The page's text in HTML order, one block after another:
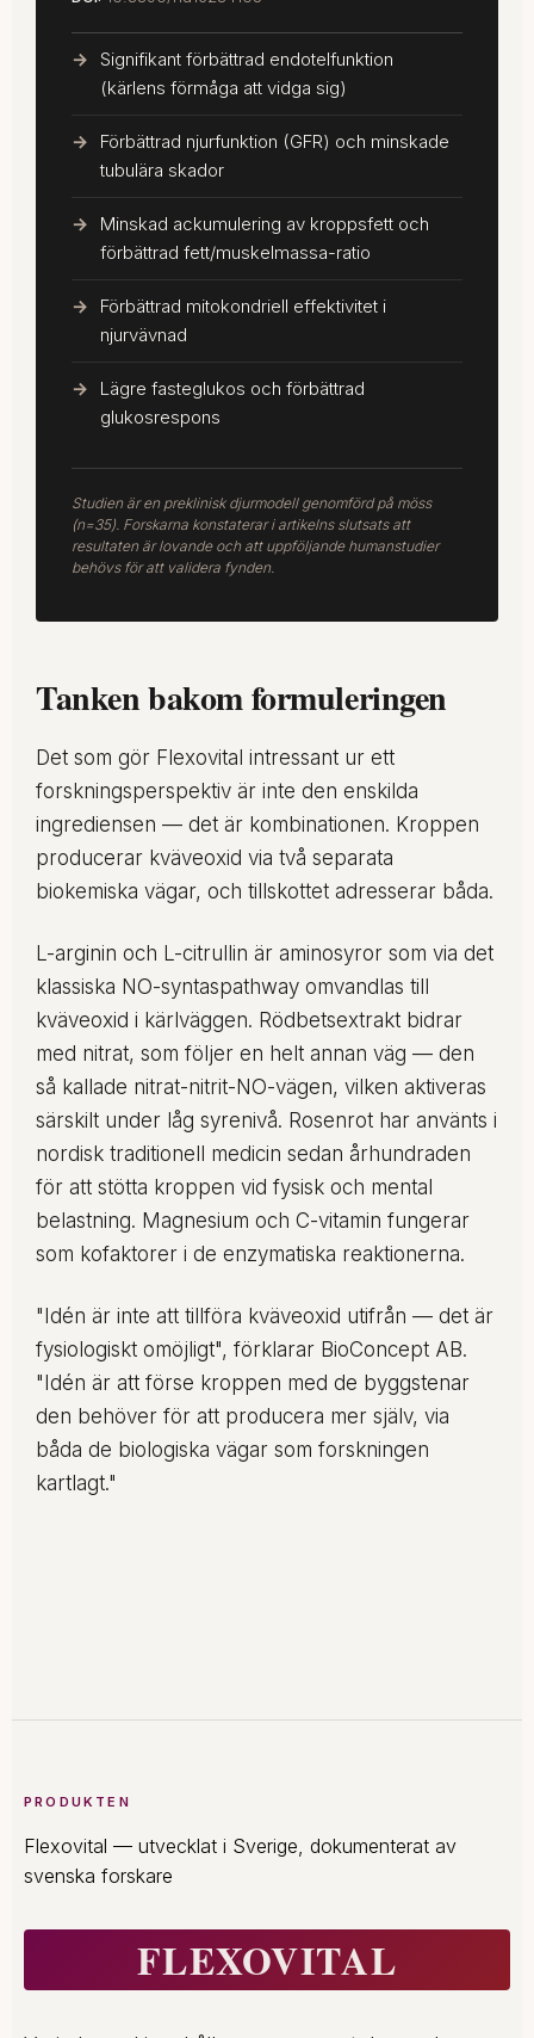
Signifikant förbättrad endotelfunktion
(kärlens förmåga att vidga sig)
Förbättrad njurfunktion (GFR) och minskade
tubulära skador
Minskad ackumulering av kroppsfett och
förbättrad fett/muskelmassa-ratio
Förbättrad mitokondriell effektivitet i
njurvävnad
Lägre fasteglukos och förbättrad
glukosrespons
Studien är en preklinisk djurmodell genomförd på möss
(n=35). Forskarna konstaterar i artikelns slutsats att
resultaten är lovande och att uppföljande humanstudier
behövs för att validera fynden.
Tanken bakom formuleringen
Det som gör Flexovital intressant ur ett
forskningsperspektiv är inte den enskilda
ingrediensen — det är kombinationen. Kroppen
producerar kväveoxid via två separata
biokemiska vägar, och tillskottet adresserar båda.
L-arginin och L-citrullin är aminosyror som via det
klassiska NO-syntaspathway omvandlas till
kväveoxid i kärlväggen. Rödbetsextrakt bidrar
med nitrat, som följer en helt annan väg — den
så kallade nitrat-nitrit-NO-vägen, vilken aktiveras
särskilt under låg syrenivå. Rosenrot har använts i
nordisk traditionell medicin sedan århundraden
för att stötta kroppen vid fysisk och mental
belastning. Magnesium och C-vitamin fungerar
som kofaktorer i de enzymatiska reaktionerna.
"Idén är inte att tillföra kväveoxid utifrån — det är
fysiologiskt omöjligt", förklarar BioConcept AB.
"Idén är att förse kroppen med de byggstenar
den behöver för att producera mer själv, via
båda de biologiska vägar som forskningen
kartlagt."
PRODUKTEN
Flexovital — utvecklat i Sverige, dokumenterat av
svenska forskare